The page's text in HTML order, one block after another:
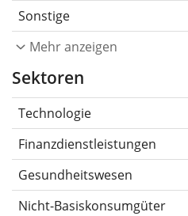
Sonstige
Mehr anzeigen
Sektoren
Technologie
Finanzdienstleistungen
Gesundheitswesen
Nicht-Basiskonsumgüter